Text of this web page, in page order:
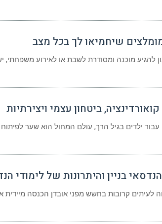
שיחמיאו לך בכל מצב
להגיע מוכנה ומסודרת לשבת או לאירוע
ביטחון עצמי ויצירתיות
ילדים בגיל הרך, עולם המחול הוא שער לפיתוח
בניין והיתרונות של לימודי
לעיתים קרובות בחשש מפני אובדן הכנסה מיידית